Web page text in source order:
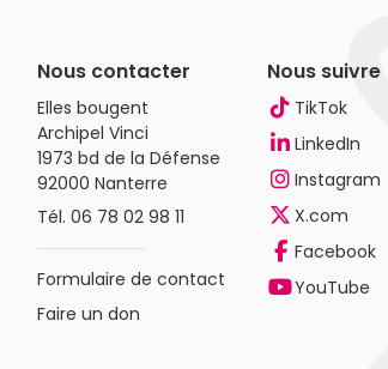
Nous contacter
Elles bougent
Archipel Vinci
1973 bd de la Défense
92000 Nanterre
Tél.06 78 02 98 11
Formulaire de contact
Faire un don
Nous suivre
TikTok
LinkedIn
Instagram
X.com
Facebook
YouTube